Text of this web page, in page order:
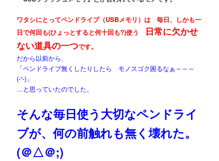
ワタシにとってペンドライブ（USBメモリ）は 毎日、しかも一
日で何回も(ひょっとすると何十回も?)使う
日常に欠かせ
ない道具の一つです。
だから以前から、
「ペンドライブ無くしたりしたら モノスゴク困るなぁ～～～
(-“-)」
…と思っていたのでした。
そんな毎日使う大切なペンドライ
ブが、何の前触れも無く壊れた。
(＠△＠;)